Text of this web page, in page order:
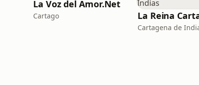
La Voz del Amor.Net
Cartago